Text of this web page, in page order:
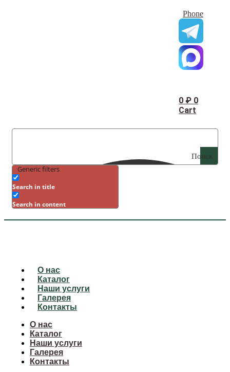
Phone
0 ₽ 0
Cart
Поиск
Generic filters
Search in title
Search in content
О нас
Каталог
Наши услуги
Галерея
Контакты
О нас
Каталог
Наши услуги
Галерея
Контакты